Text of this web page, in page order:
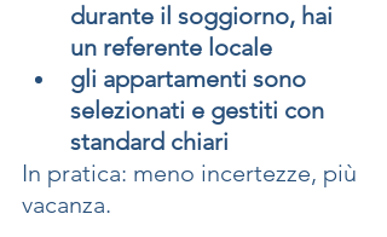
durante il soggiorno, hai
un referente locale
gli appartamenti sono
selezionati e gestiti con
standard chiari
In pratica: meno incertezze, più
vacanza.